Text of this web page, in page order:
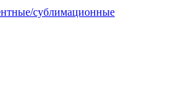
сублимационные